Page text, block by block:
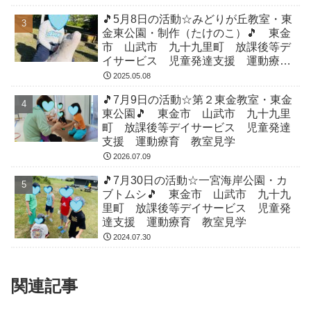
🎵5月8日の活動☆みどりが丘教室・東
金東公園・制作（たけのこ）🎵 東金
市 山武市 九十九里町 放課後等デ
イサービス 児童発達支援 運動療
育 教室見学
2025.05.08
🎵7月9日の活動☆第２東金教室・東金
東公園🎵 東金市 山武市 九十九里
町 放課後等デイサービス 児童発達
支援 運動療育 教室見学
2026.07.09
🎵7月30日の活動☆一宮海岸公園・カ
ブトムシ🎵 東金市 山武市 九十九
里町 放課後等デイサービス 児童発
達支援 運動療育 教室見学
2024.07.30
関連記事